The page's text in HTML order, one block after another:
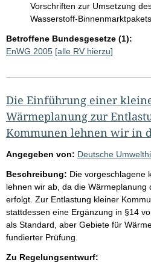
Vorschriften zur Umsetzung
Wasserstoff-Binnenmarktpakets
Betroffene Bundesgesetze (1):
EnWG 2005 [alle RV hierzu]
Die Einführung einer
Wärmeplanung zur
Kommunen lehnen wir in
Angegeben von: Deutsche
Beschreibung: Die vorgeschlagene
lehnen wir ab, da die Wärmeplanung
erfolgt. Zur Entlastung kleiner
stattdessen eine Ergänzung in §14
als Standard, aber Gebiete für
fundierter Prüfung.
Zu Regelungsentwurf: